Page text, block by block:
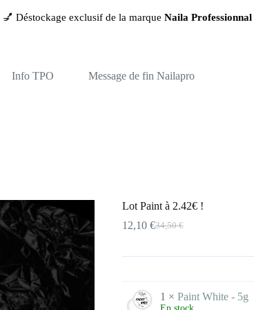
exclusif de la marqueNaila Professionnal— jusqu’à
Info TPO Message de fin Nailapro
Lot Paint à 2.42€ !
34,50€
Le
initial
34,50 €.
12,10 €Le
actuel
12,10 €.
1 × Paint White - 5g